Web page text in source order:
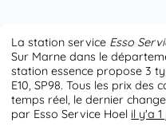
La station service Esso
Sur Marne dans le
station essence propose 3
E10, SP98. Tous les prix
temps réel, le dernier
par Esso Service Hoel il y'a